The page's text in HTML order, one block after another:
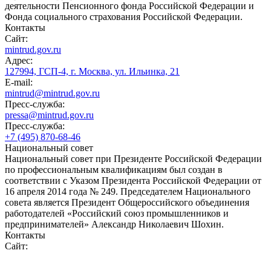
деятельности Пенсионного фонда Российской Федерации и
Фонда социального страхования Российской Федерации.
Контакты
Сайт:
mintrud.gov.ru
Адрес:
127994, ГСП-4, г. Москва, ул. Ильинка, 21
E-mail:
mintrud@mintrud.gov.ru
Пресс-служба:
pressa@mintrud.gov.ru
Пресс-служба:
+7 (495) 870-68-46
Национальный совет
Национальный совет при Президенте Российской Федерации
по профессиональным квалификациям был создан в
соответствии с Указом Президента Российской Федерации от
16 апреля 2014 года № 249. Председателем Национального
совета является Президент Общероссийского объединения
работодателей «Российский союз промышленников и
предпринимателей» Александр Николаевич Шохин.
Контакты
Сайт: